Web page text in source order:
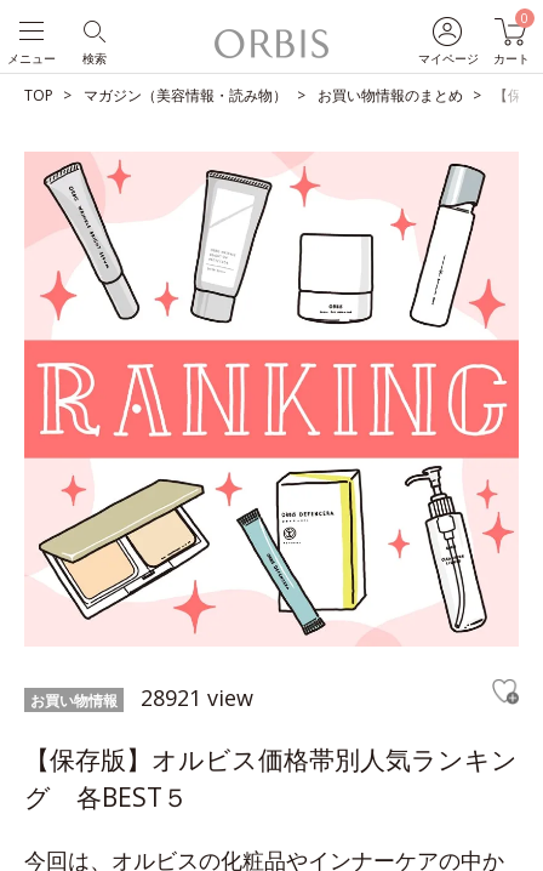
マイページ
0
カート
検索
メニュー
TOP マガジン（美容情報・読み物） お買い物情報のまとめ 【保
お買い物情報 28921 view
【保存版】オルビス価格帯別人気ランキン
グ 各BEST５
今回は、オルビスの化粧品やインナーケアの中か